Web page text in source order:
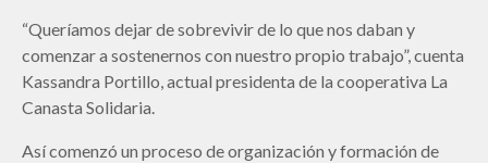
“Queríamos dejar de sobrevivir de lo que nos daban y
comenzar a sostenernos con nuestro propio trabajo”, cuenta
Kassandra Portillo, actual presidenta de la cooperativa La
Canasta Solidaria.
Así comenzó un proceso de organización y formación de